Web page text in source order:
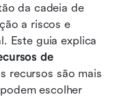
da cadeia de
a riscos e
Este guia explica
de
recursos são mais
escolher